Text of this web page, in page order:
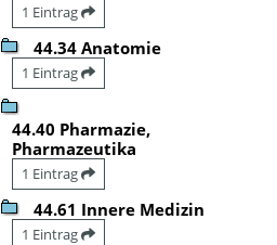
1 Eintrag
44.34 Anatomie
1 Eintrag
44.40 Pharmazie,
Pharmazeutika
1 Eintrag
44.61 Innere Medizin
1 Eintrag